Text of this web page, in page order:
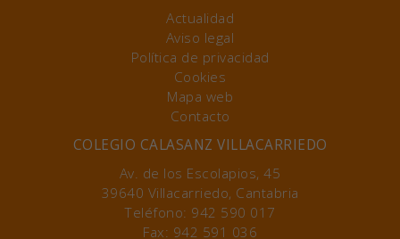
Actualidad
Aviso legal
Política de privacidad
Cookies
Mapa web
Contacto
COLEGIO CALASANZ VILLACARRIEDO
Av. de los Escolapios, 45
39640 Villacarriedo, Cantabria
Teléfono: 942 590 017
Fax: 942 591 036